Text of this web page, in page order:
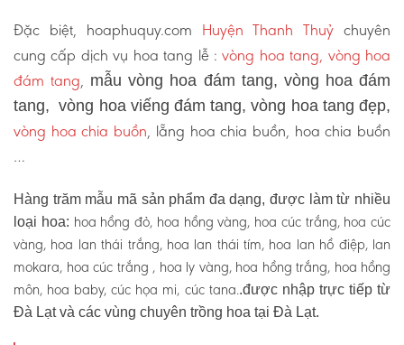
Đặc biệt, hoaphuquy.com Huyện Thanh Thuỷ chuyên
cung cấp dịch vụ hoa tang lễ :vòng hoa tang, vòng hoa
đám tang, mẫu vòng hoa đám tang, vòng hoa đám
tang, vòng hoa viếng đám tang, vòng hoa tang đẹp,
vòng hoa chia buồn, lẵng hoa chia buồn, hoa chia buồn
…
Hàng trăm mẫu mã sản phẩm đa dạng, được làm từ nhiều
loại hoa: hoa hồng đỏ, hoa hồng vàng, hoa cúc trắng, hoa cúc
vàng, hoa lan thái trắng, hoa lan thái tím, hoa lan hồ điệp, lan
mokara, hoa cúc trắng , hoa ly vàng, hoa hồng trắng, hoa hồng
môn, hoa baby, cúc họa mi, cúc tana..được nhập trực tiếp từ
Đà Lạt và các vùng chuyên trồng hoa tại Đà Lạt.